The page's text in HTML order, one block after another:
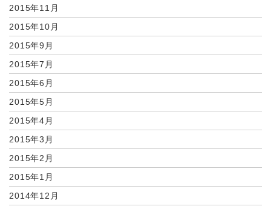
2015年11月
2015年10月
2015年9月
2015年7月
2015年6月
2015年5月
2015年4月
2015年3月
2015年2月
2015年1月
2014年12月